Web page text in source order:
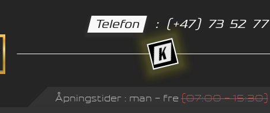
Telefon : (+47) 73 52 77
Åpningstider : man - fre(07:00 - 15:30)